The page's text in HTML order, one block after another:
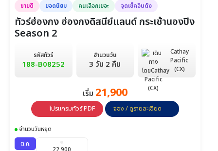
ขายดี ยอดนิยม คนเลือกเยอะ จุดเช็คอินดัง
ทัวร์ฮ่องกง ฮ่องกงดิสนีย์แลนด์ กระเช้านองปิง
Season 2
รหัสทัวร์
188-B08252
จำนวนวัน
3 วัน 2 คืน
Cathay
Pacific
(CX)
เริ่ม 21,900
โปรแกรมทัวร์ PDF จอง / ดูรายละเอียด
จำนวนวันหยุด
ต.ค.